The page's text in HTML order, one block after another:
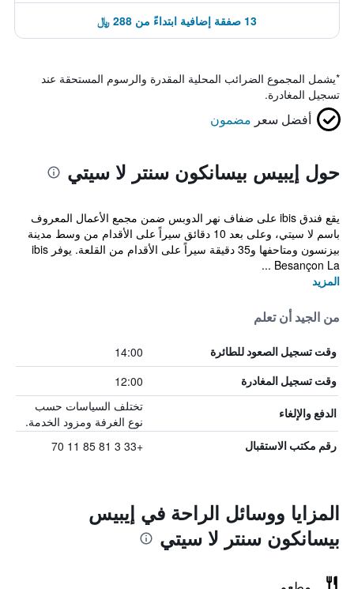
13 صفقة إضافية ابتداءً من 288 ﷼
*يشمل المجموع الضرائب المحلية المقدرة والرسوم المستحقة عند
تسجيل المغادرة.
أفضل سعر مضمون
حول إيبيس بيسانكون سنتر لا سيتي
يقع فندق ibis على ضفاف نهر الدوبس ضمن مجمع الأعمال المعروف
باسم لا سيتي، وعلى بعد 10 دقائق سيراً على الأقدام من وسط مدينة
بيزنسون ومتاحفها و35 دقيقة سيراً على الأقدام من القلعة. يوفر ibis
Besançon La ...
المزيد
من الجيد أن تعلم
وقت تسجيل الصعود للطائرة 14:00
وقت تسجيل المغادرة 12:00
الدفع والإلغاء
تختلف السياسات حسب
نوع الغرفة ومزود الخدمة.
رقم مكتب الاستقبال +33 3 81 85 11 70
المزايا ووسائل الراحة في إيبيس
بيسانكون سنتر لا سيتي